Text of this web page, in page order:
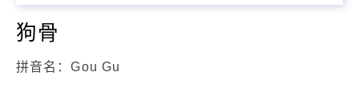
狗骨
拼音名：Gou Gu